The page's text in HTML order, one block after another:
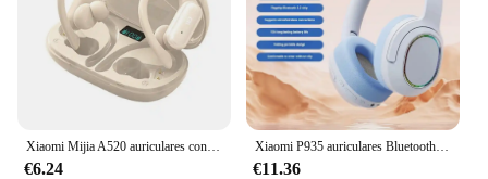
€6.24
Xiaomi P935 auriculares Bluetooth 5,3 montados en la cabeza auriculares inalámbricos plegables para juegos de bajos paquete completo de oreja batería de larga duración con micrófono
€11.36